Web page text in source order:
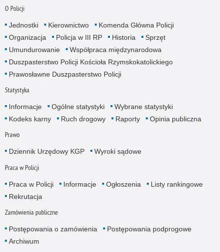
O Policji
Jednostki Kierownictwo
Komenda Główna Policji
Organizacja
Policja w III RP Historia
Sprzęt
Umundurowanie
Współpraca międzynarodowa
Duszpasterstwo Policji Kościoła Rzymskokatolickiego
Prawosławne Duszpasterstwo Policji
Statystyka
Informacje Ogólne statystyki
Wybrane statystyki
Kodeks karny
Ruch drogowy Raporty Opinia publiczna
Prawo
Dziennik Urzędowy KGP Wyroki sądowe
Praca w Policji
Praca w Policji Informacje Ogłoszenia
Listy rankingowe
Rekrutacja
Zamówienia publiczne
Postępowania o zamówienia
Postępowania podprogowe
Archiwum